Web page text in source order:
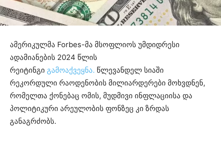
ამერიკულმა Forbes-მა მსოფლიოს უმდიდრესი
ადამიანების 2024 წლის
რეიტინგი გამოაქვეყნა. წლევანდელ სიაში
რეკორდული რაოდენობის მილიარდერები მოხვდნენ,
რომელთა ქონებაც ომის, მუდმივი ინფლაციისა და
პოლიტიკური არეულობის ფონზეც კი ზრდას
განაგრძობს.